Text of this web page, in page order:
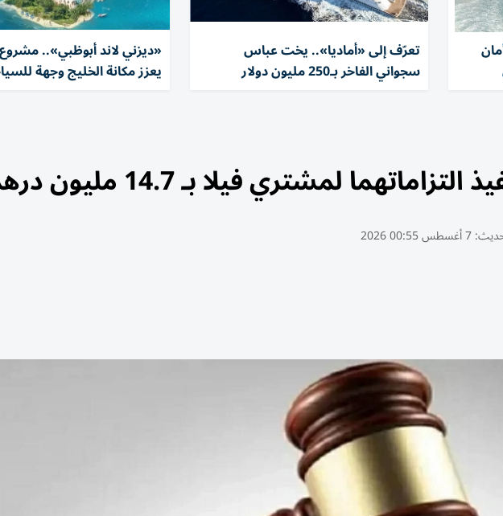
تعرّف إلى «أماديا».. يخت عباس
سجواني الفاخر بـ250 مليون دولار
«ديزني لاند أبوظبي»..
يعزز مكانة الخليج وجهة
لمشتري فيلا بـ 14.7 مليون درهم
7 أغسطس 00:55 2026